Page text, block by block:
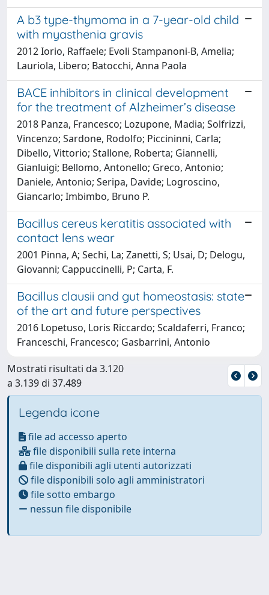
A b3 type-thymoma in a 7-year-old child
with myasthenia gravis
2012 Iorio, Raffaele; Evoli Stampanoni-B, Amelia;
Lauriola, Libero; Batocchi, Anna Paola
BACE inhibitors in clinical development
for the treatment of Alzheimer’s disease
2018 Panza, Francesco; Lozupone, Madia; Solfrizzi,
Vincenzo; Sardone, Rodolfo; Piccininni, Carla;
Dibello, Vittorio; Stallone, Roberta; Giannelli,
Gianluigi; Bellomo, Antonello; Greco, Antonio;
Daniele, Antonio; Seripa, Davide; Logroscino,
Giancarlo; Imbimbo, Bruno P.
Bacillus cereus keratitis associated with
contact lens wear
2001 Pinna, A; Sechi, La; Zanetti, S; Usai, D; Delogu,
Giovanni; Cappuccinelli, P; Carta, F.
Bacillus clausii and gut homeostasis: state
of the art and future perspectives
2016 Lopetuso, Loris Riccardo; Scaldaferri, Franco;
Franceschi, Francesco; Gasbarrini, Antonio
Mostrati risultati da 3.120
a 3.139 di 37.489
Legenda icone
file ad accesso aperto
file disponibili sulla rete interna
file disponibili agli utenti autorizzati
file disponibili solo agli amministratori
file sotto embargo
nessun file disponibile